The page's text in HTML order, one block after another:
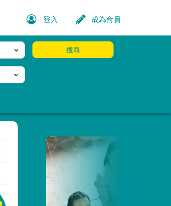
登入 成為會員
搜尋